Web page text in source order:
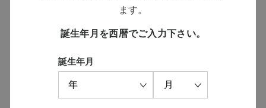
ルージュ・ルージュ・ルージ
酵母の泡6種 飲み比べセット
通常価格 ￥14,080
ます。
誕生年月を西暦でご入力下さい。
誕生年月